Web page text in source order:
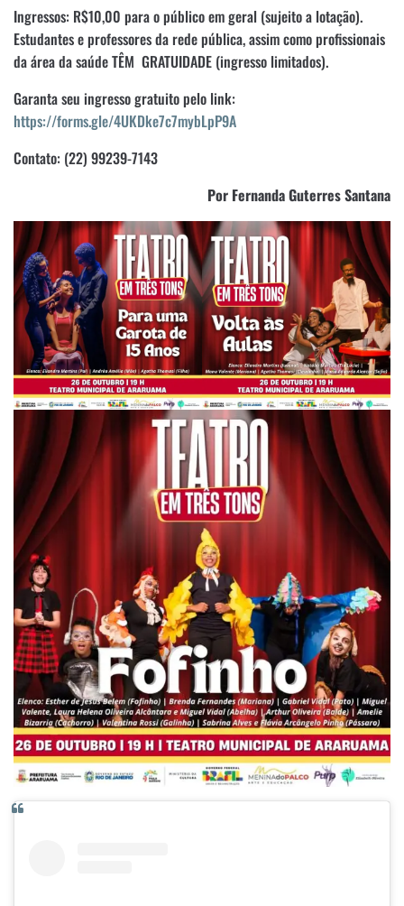
Ingressos: R$10,00 para o público em geral (sujeito a lotação).
Estudantes e professores da rede pública, assim como profissionais
da área da saúde TÊM GRATUIDADE (ingresso limitados).
Garanta seu ingresso gratuito pelo link:
https://forms.gle/4UKDke7c7mybLpP9A
Contato: (22) 99239-7143
Por Fernanda Guterres Santana